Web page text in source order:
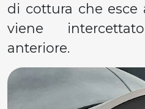
di cottura che esce
viene
anteriore.